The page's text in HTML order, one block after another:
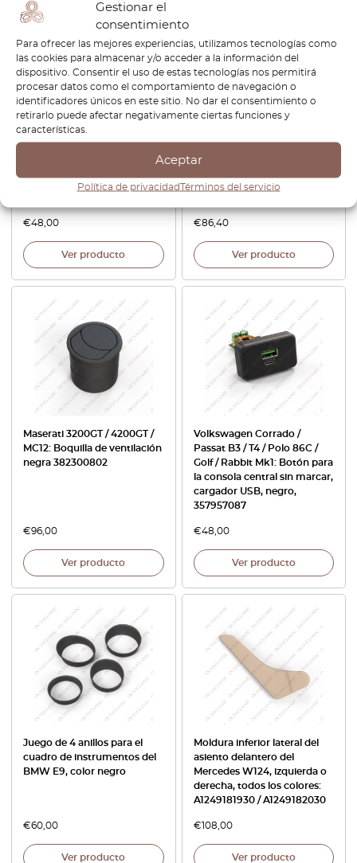
Gestionar el
consentimiento
Para ofrecer las mejores experiencias, utilizamos tecnologías como
las cookies para almacenar y/o acceder a la información del
dispositivo. Consentir el uso de estas tecnologías nos permitirá
procesar datos como el comportamiento de navegación o
identificadores únicos en este sitio. No dar el consentimiento o
retirarlo puede afectar negativamente ciertas funciones y
características.
Aceptar
Política de privacidadTérminos del servicio
Marco de reloj para el
salpicadero de BMW E28, sin
panel, con cargador USB,
62131367685
€48,00
Ver producto
Nissan S14 / Silvia / 200SX /
del interruptor de la
a la derecha), negro, 80961-
€86,40
Ver producto
Maserati 3200GT / 4200GT /
MC12: Boquilla de ventilación
negra 382300802
€96,00
Ver producto
Volkswagen Corrado /
Passat B3 / T4 / Polo 86C /
Golf / Rabbit Mk1: Botón para
la consola central sin marcar,
cargador USB, negro,
357957087
€48,00
Ver producto
Juego de 4 anillos para el
cuadro de instrumentos del
BMW E9, color negro
€60,00
Ver producto
Moldura inferior lateral del
asiento delantero del
Mercedes W124, izquierda o
derecha, todos los colores:
A1249181930 / A1249182030
€108,00
Ver producto